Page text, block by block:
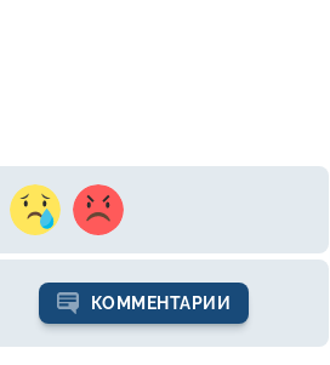
КОММЕНТАРИИ